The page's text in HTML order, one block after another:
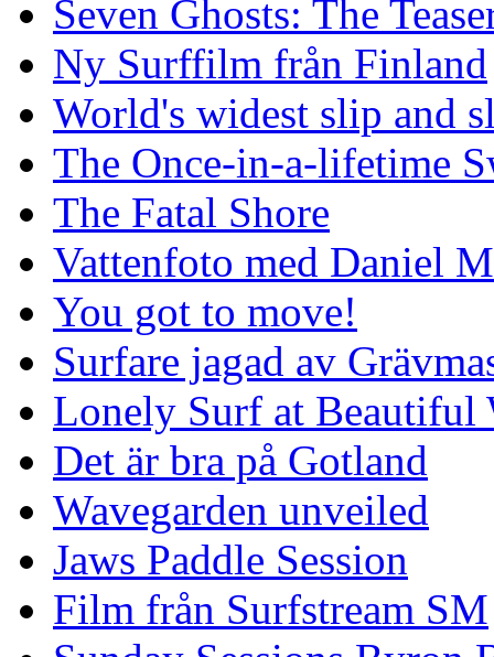
Seven Ghosts: The
Ny Surffilm från Finland
World's widest slip and
The Once-in-a-lifetime
The Fatal Shore
Vattenfoto med Daniel
You got to move!
Surfare jagad av
Lonely Surf at Beautiful
Det är bra på Gotland
Wavegarden unveiled
Jaws Paddle Session
Film från Surfstream SM